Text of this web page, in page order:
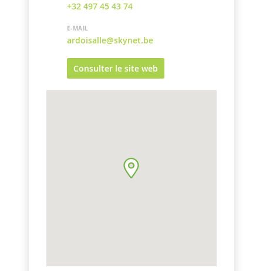
+32 497 45 43 74
E-MAIL
ardoisalle@skynet.be
Consulter le site web